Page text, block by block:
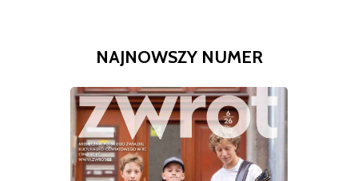
NAJNOWSZY NUMER